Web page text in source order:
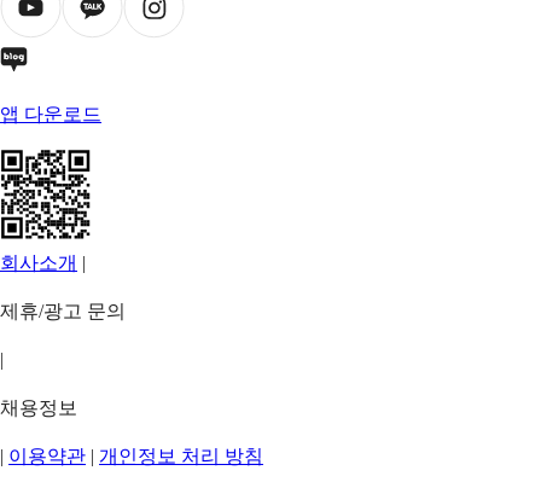
앱 다운로드
회사소개 |
제휴/광고 문의
|
채용정보
| 이용약관 | 개인정보 처리 방침